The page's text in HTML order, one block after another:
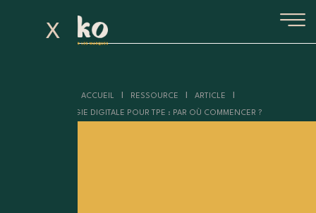
X
ACCUEIL RESSOURCE ARTICLE
STRATÉGIE DIGITALE POUR TPE : PAR OÙ COMMENCER ?